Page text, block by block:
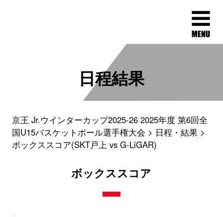
日程結果
京王 Jr.ウインターカップ2025-26 2025年度 第6回全
国U15バスケットボール選手権大会
日程・結果
ボックススコア(SKT戸上 vs G-LiGAR)
ボックススコア